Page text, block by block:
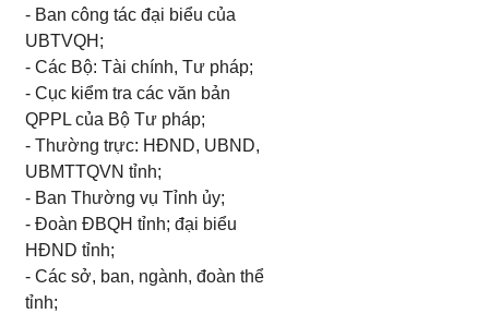
- Ban công tác đại biểu của
UBTVQH;
- Các Bộ: Tài chính, Tư pháp;
- Cục kiểm tra các văn bản
QPPL của Bộ Tư pháp;
- Thường trực: HĐND, UBND,
UBMTTQVN tỉnh;
- Ban Thường vụ Tỉnh ủy;
- Đoàn ĐBQH tỉnh; đại biểu
HĐND tỉnh;
- Các sở, ban, ngành, đoàn thể
tỉnh;